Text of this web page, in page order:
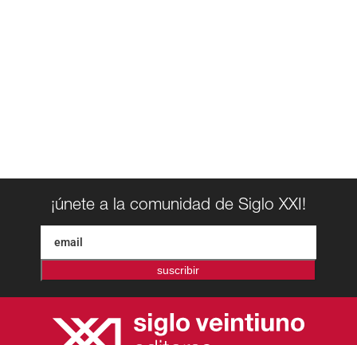
¡únete a la comunidad de Siglo XXI!
suscribir